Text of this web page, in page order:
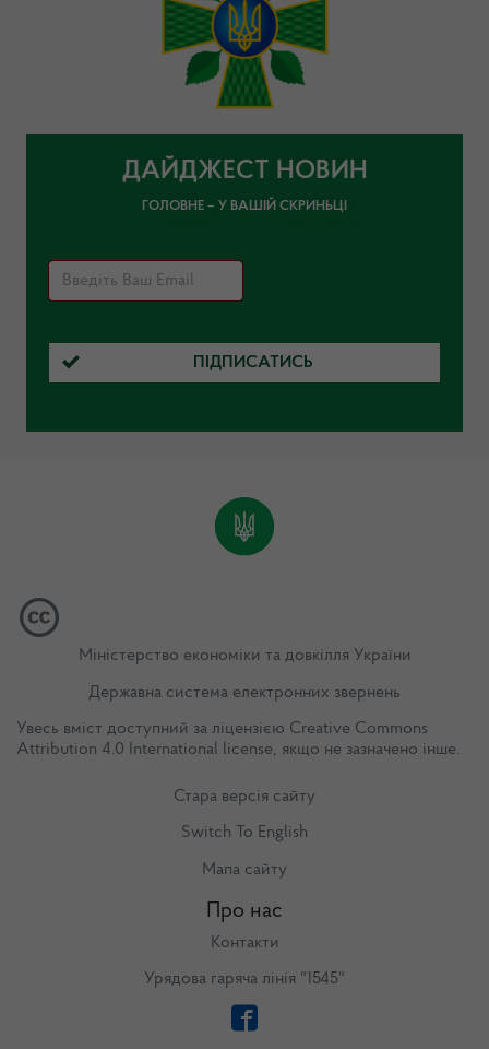
ДАЙДЖЕСТ НОВИН
ГОЛОВНЕ – У ВАШІЙ СКРИНЬЦІ
ПІДПИСАТИСЬ
Міністерство економіки та довкілля України
Державна система електронних звернень
Увесь вміст доступний за ліцензією Creative Commons
Attribution 4.0 International license, якщо не зазначено інше.
Стара версія сайту
Switch To English
Мапа сайту
Про нас
Контакти
Урядова гаряча лінія "1545"